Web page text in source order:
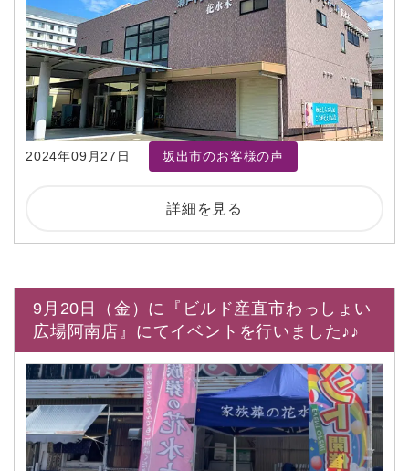
2024年09月27日 坂出市のお客様の声
詳細を見る
9月20日（金）に『ビルド産直市わっしょい
広場阿南店』にてイベントを行いました♪♪